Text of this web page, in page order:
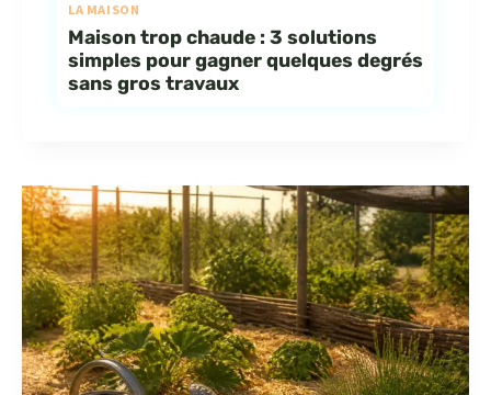
LA MAISON
Maison trop chaude : 3 solutions
simples pour gagner quelques degrés
sans gros travaux